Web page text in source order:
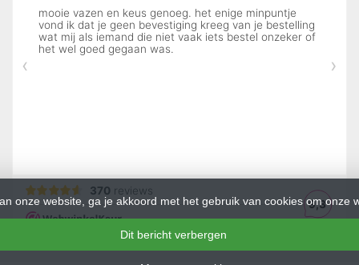
onze website, ga je akkoord met het gebruik van cookies om onze
Dit bericht verbergen